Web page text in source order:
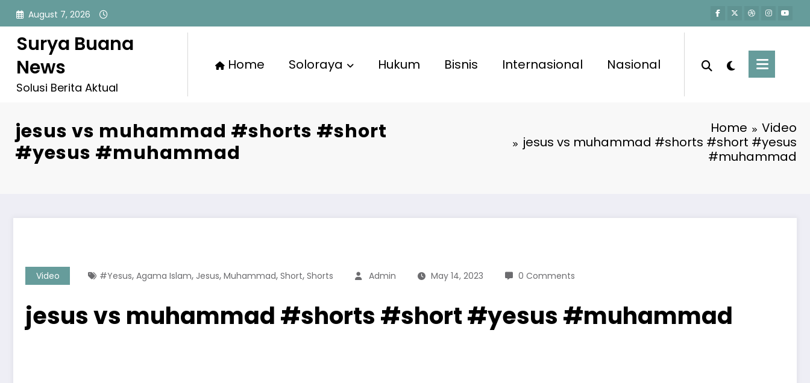
Skip
content
August 7, 2026
Surya Buana
News
Solusi Berita Aktual
Home Soloraya Hukum Bisnis Internasional Nasional
jesus vs muhammad #shorts #short
#yesus #muhammad
Home
Video
jesus vs muhammad #shorts #short #yesus
#muhammad
Video #yesus, Agama Islam, Jesus, Muhammad, Short, Shorts Admin May 14, 2023 0 Comments
jesus vs muhammad #shorts #short #yesus #muhammad